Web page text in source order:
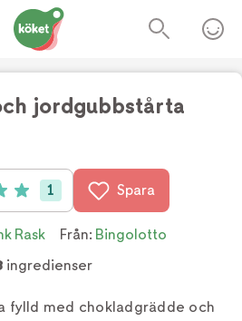
jordgubbstårta
(1 röster)
1 Spara
Rask Från: Bingolotto
ingredienser
fylld med chokladgrädde och